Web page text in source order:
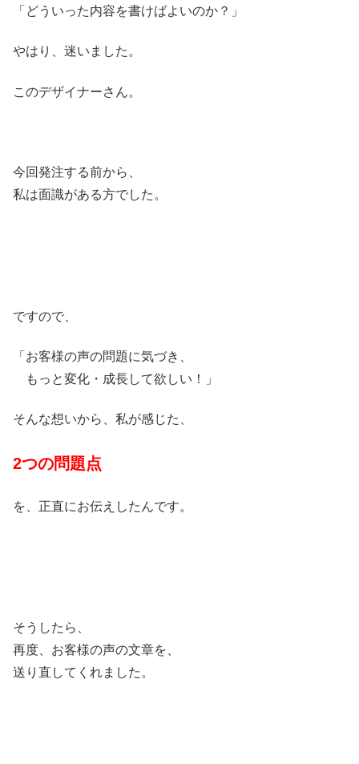
「どういった内容を書けばよいのか？」
やはり、迷いました。
このデザイナーさん。
今回発注する前から、
私は面識がある方でした。
ですので、
「お客様の声の問題に気づき、
もっと変化・成長して欲しい！」
そんな想いから、私が感じた、
2つの問題点
を、正直にお伝えしたんです。
そうしたら、
再度、お客様の声の文章を、
送り直してくれました。